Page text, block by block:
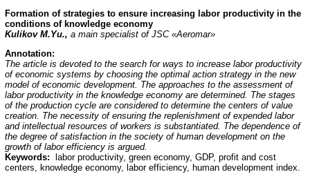
Formation of strategies to ensure increasing labor productivity in the
conditions of knowledge economy
Kulikov M.Yu., a main specialist of JSC «Aeromar»
Annotation:
The article is devoted to the search for ways to increase labor productivity
of economic systems by choosing the optimal action strategy in the new
model of economic development. The approaches to the assessment of
labor productivity in the knowledge economy are determined. The stages
of the production cycle are considered to determine the centers of value
creation. The necessity of ensuring the replenishment of expended labor
and intellectual resources of workers is substantiated. The dependence of
the degree of satisfaction in the society of human development on the
growth of labor efficiency is argued.
Keywords: labor productivity, green economy, GDP, profit and cost
centers, knowledge economy, labor efficiency, human development index.